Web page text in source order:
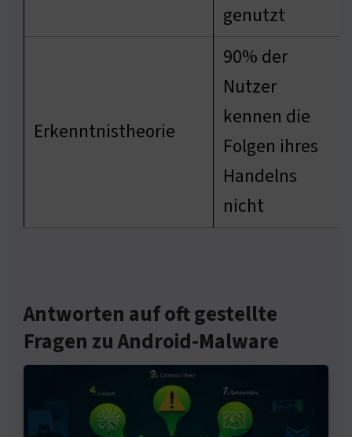
genutzt
Erkenntnistheorie
90% der
Nutzer
kennen die
Folgen ihres
Handelns
nicht
Antworten auf oft gestellte
Fragen zu Android-Malware